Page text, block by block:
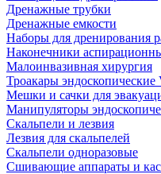
Дренажные трубки
Дренажные емкости
Наборы для дренирования
Наконечники
Малоинвазивная хирургия
Троакары эндоскопические
Мешки и сачки для
Манипуляторы
Скальпели и лезвия
Лезвия для скальпелей
Скальпели одноразовые
Сшивающие аппараты и